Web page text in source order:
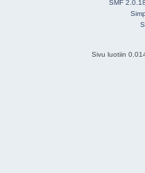
SMF
Sivu luotiin